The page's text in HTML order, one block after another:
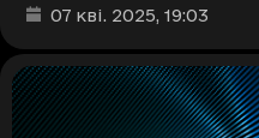
Дата та час публікації
07 кві. 2025, 19:03